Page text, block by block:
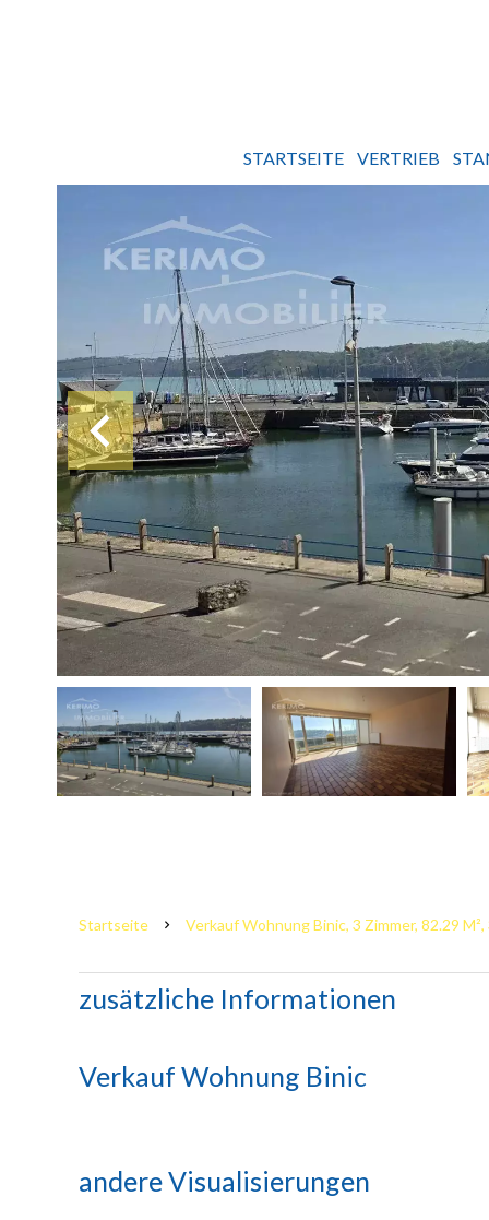
STARTSEITE VERTRIEB
Startseite Verkauf Wohnung Binic, 3 Zimmer, 82.29
zusätzliche Informationen
Verkauf Wohnung Binic
andere Visualisierungen